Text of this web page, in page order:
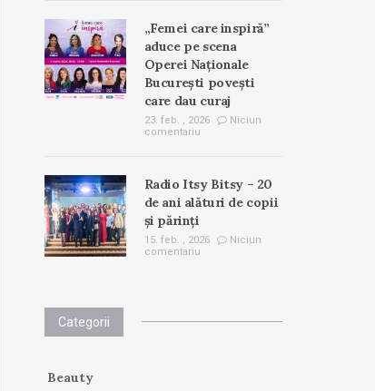
„Femei care inspiră”
aduce pe scena
Operei Naționale
București povești
care dau curaj
23. feb. , 2026
Niciun
comentariu
Radio Itsy Bitsy – 20
de ani alături de copii
și părinți
15. feb. , 2026
Niciun
comentariu
Categorii
Beauty